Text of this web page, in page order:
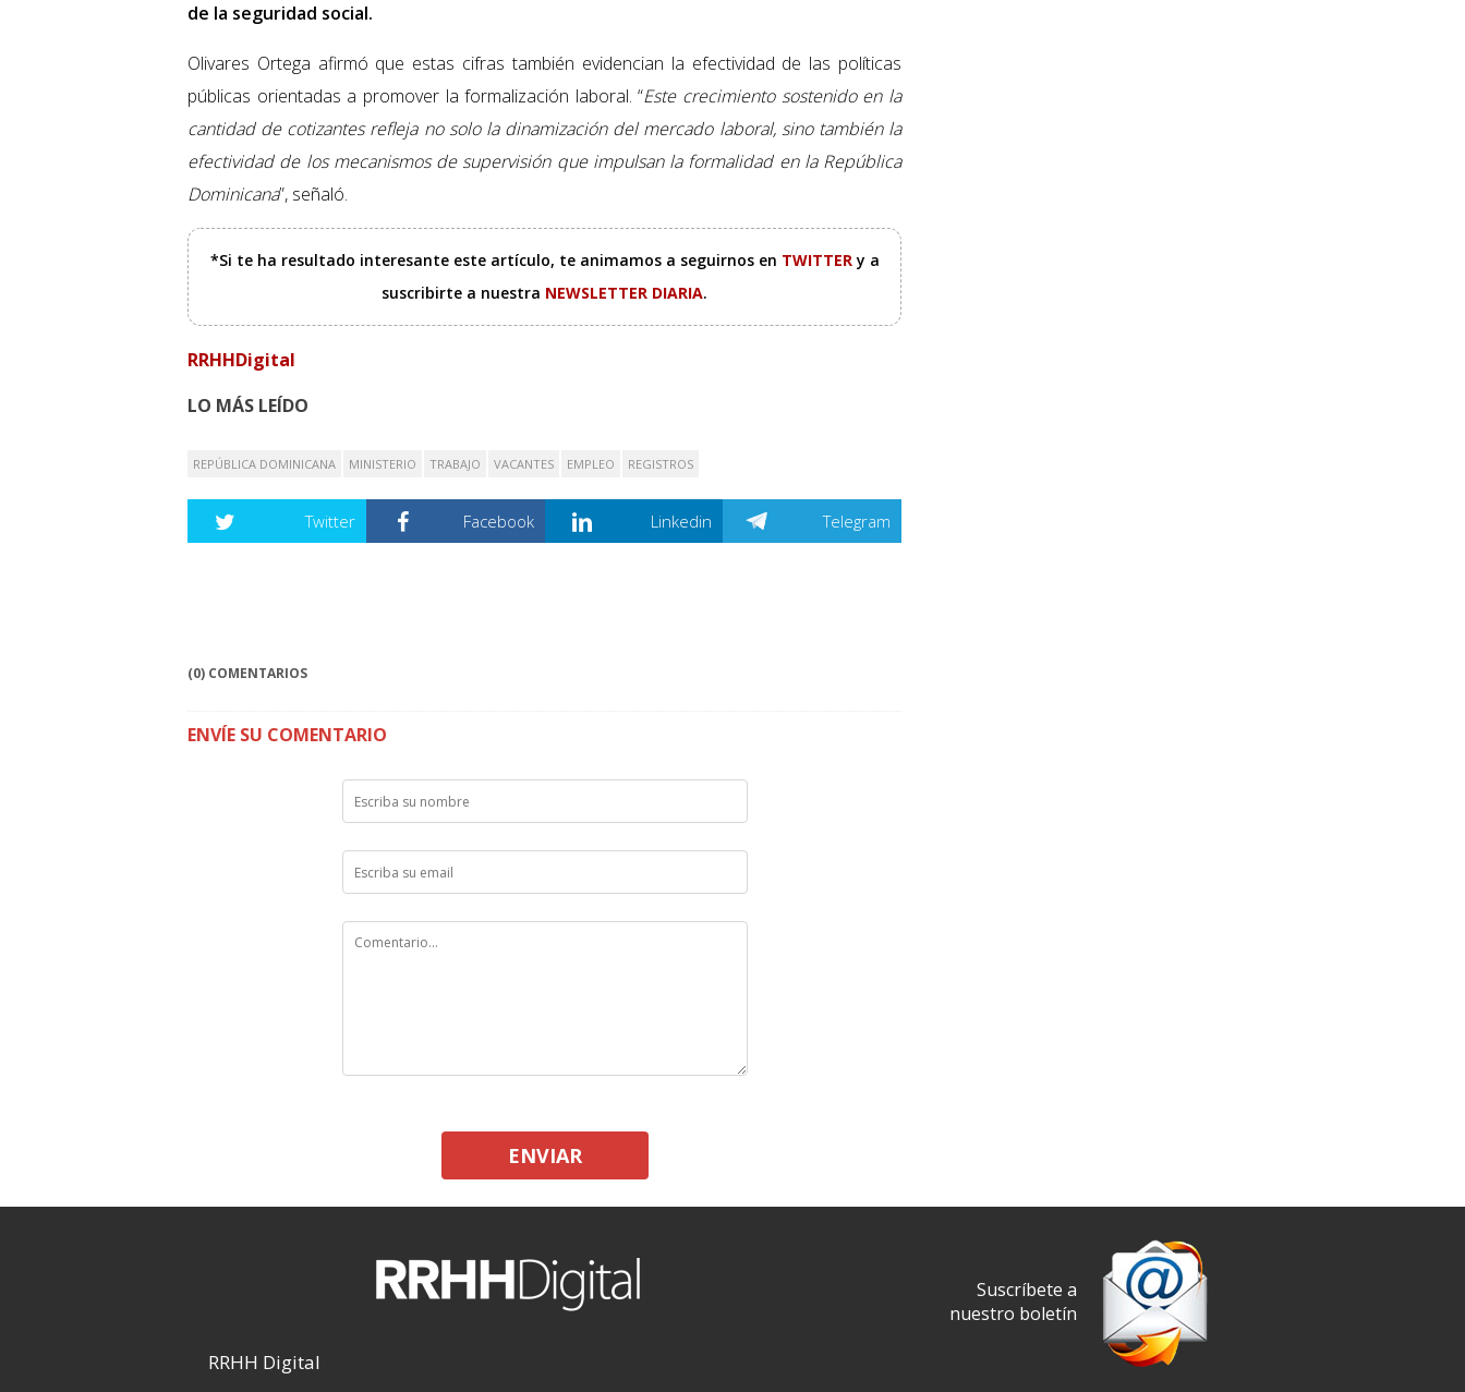
de la seguridad social.
Olivares Ortega afirmó que estas cifras también evidencian la efectividad de las políticas
públicas orientadas a promover la formalización laboral. “Este crecimiento sostenido en la
cantidad de cotizantes refleja no solo la dinamización del mercado laboral, sino también la
efectividad de los mecanismos de supervisión que impulsan la formalidad en la República
Dominicana”, señaló.
*Si te ha resultado interesante este artículo, te animamos a seguirnos en TWITTERy a
suscribirte a nuestra NEWSLETTER DIARIA.
RRHHDigital
LO MÁS LEÍDO
REPÚBLICA DOMINICANA MINISTERIO TRABAJO VACANTES EMPLEO REGISTROS
Twitter Facebook Linkedin Telegram
(0) COMENTARIOS
ENVÍE SU COMENTARIO
ENVIAR
RRHH Digital
Suscríbete a
nuestro boletín